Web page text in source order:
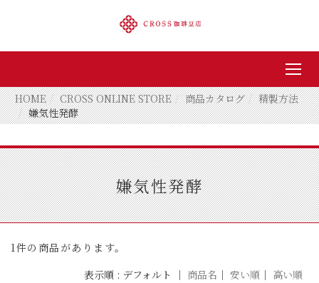
HOME CROSS ONLINE STORE 商品カタログ
精製方法
嫌気性発酵
嫌気性発酵
1件の商品があります。
表示順 : デフォルト ｜ 商品名 ｜ 安い順 ｜ 高い順